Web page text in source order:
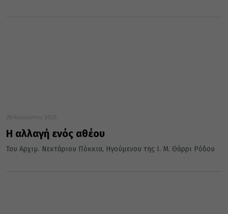
28 Αυγούστου 2025
Η αλλαγή ενός αθέου
Του Αρχιμ. Νεκτάριου Πόκκια, Ηγούμενου της Ι. Μ. Θάρρι Ρόδου